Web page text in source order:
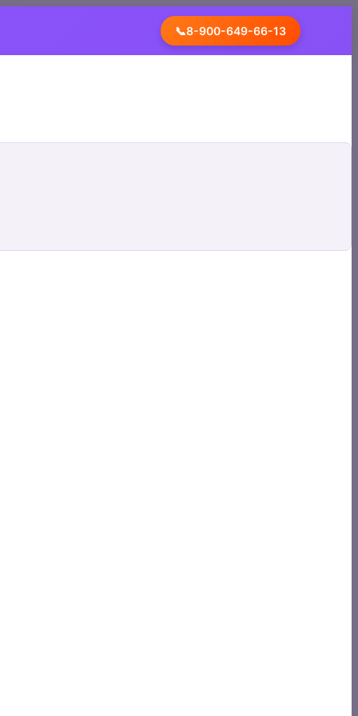
📞8-900-649-66-13